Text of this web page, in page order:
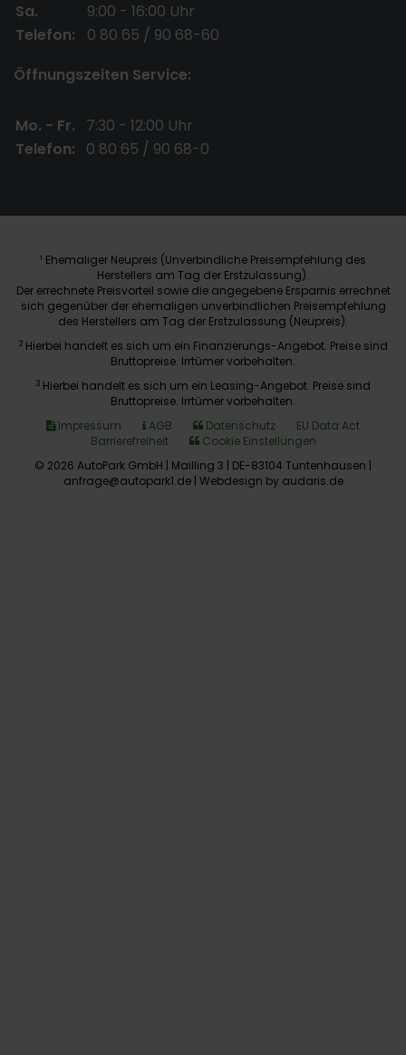
Sa.
9:00 - 16:00 Uhr
Telefon:
0 80 65 / 90 68-60
Öffnungszeiten Service:
Mo. - Fr.
7:30 - 12:00 Uhr
Telefon:
0 80 65 / 90 68-0
1 Ehemaliger Neupreis (Unverbindliche Preisempfehlung des
Herstellers am Tag der Erstzulassung).
Der errechnete Preisvorteil sowie die angegebene Ersparnis errechnet
sich gegenüber der ehemaligen unverbindlichen Preisempfehlung
des Herstellers am Tag der Erstzulassung (Neupreis).
2 Hierbei handelt es sich um ein Finanzierungs-Angebot. Preise sind
Bruttopreise. Irrtümer vorbehalten.
3 Hierbei handelt es sich um ein Leasing-Angebot. Preise sind
Bruttopreise. Irrtümer vorbehalten.
Impressum
AGB Datenschutz
EU Data Act
Barrierefreiheit
Cookie Einstellungen
© 2026 AutoPark GmbH | Mailling 3 | DE-83104 Tuntenhausen |
anfrage@autopark1.de | Webdesign by audaris.de